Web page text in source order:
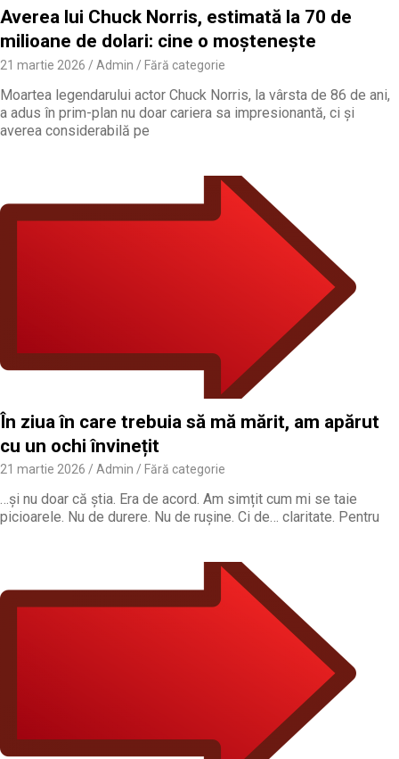
Averea lui Chuck Norris, estimată la 70 de
milioane de dolari: cine o moștenește
21 martie 2026 Admin Fără categorie
Moartea legendarului actor Chuck Norris, la vârsta de 86 de ani,
a adus în prim-plan nu doar cariera sa impresionantă, ci și
averea considerabilă pe
În ziua în care trebuia să mă mărit, am apărut
cu un ochi învinețit
21 martie 2026 Admin Fără categorie
…și nu doar că știa. Era de acord. Am simțit cum mi se taie
picioarele. Nu de durere. Nu de rușine. Ci de… claritate. Pentru